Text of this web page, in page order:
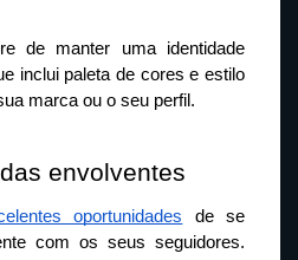
de manter uma identidade
inclui paleta de cores e estilo
marca ou o seu perfil.
envolventes
oportunidades de se
com os seus seguidores.